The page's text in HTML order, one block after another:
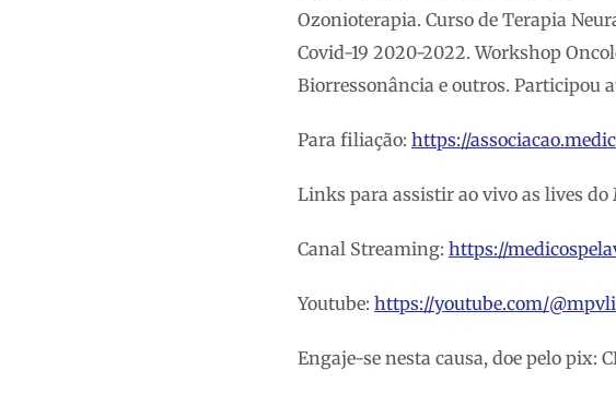
Ozonioterapia. Curso de Terapia
Covid-19 2020-2022. Workshop
Biorressonância e outros. Participou
Para filiação: https://
Links para assistir ao vivo as lives do
Canal Streaming: https://
Youtube: https://youtube.com/
Engaje-se nesta causa, doe pelo pix: